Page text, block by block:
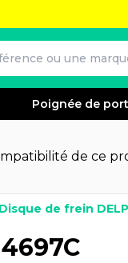
Poignée de
de ce
Disque de frein